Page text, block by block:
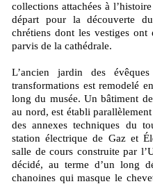
collections attachées à
départ pour la découverte
chrétiens dont les vestiges
parvis de la cathédrale.
L’ancien jardin des
transformations est remodelé
long du musée. Un bâtiment
au nord, est établi
des annexes techniques du
station électrique de Gaz et
salle de cours construite par
décidé, au terme d’un long
chanoines qui masque le